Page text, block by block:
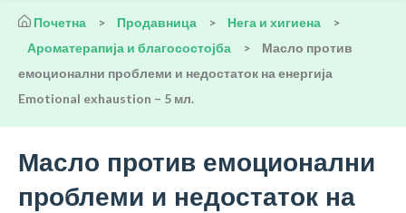
Почетна > Продавница > Нега и хигиена
>
Ароматерапија и благосостојба
>
Масло против
емоционални проблеми и недостаток на енергија
Emotional exhaustion – 5 мл.
Масло против емоционални
проблеми и недостаток на